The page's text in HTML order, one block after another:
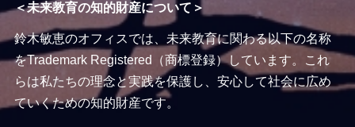
＜未来教育の知的財産について＞
鈴木敏恵のオフィスでは、未来教育に関わる以下の名称
をTrademark Registered（商標登録）しています。これ
らは私たちの理念と実践を保護し、安心して社会に広め
ていくための知的財産です。